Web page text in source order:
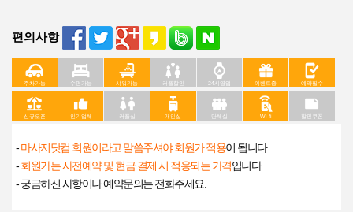
편의사항
주차가능 수면가능 샤워가능 커플할인 24시영업 이벤트중 예약필수
신규오픈 인기업체 커플실 개인실 단체실 Wi-fi 할인쿠폰
-마사지닷컴 회원이라고 말씀주셔야 회원가 적용이 됩니다.
-회원가는 사전예약 및 현금 결제 시 적용되는 가격입니다.
- 궁금하신 사항이나 예약문의는 전화주세요.